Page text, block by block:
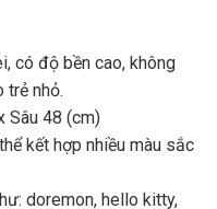
có độ bền cao, không
trẻ nhỏ.
Sâu 48 (cm)
kết hợp nhiều màu sắc
doremon, hello kitty,